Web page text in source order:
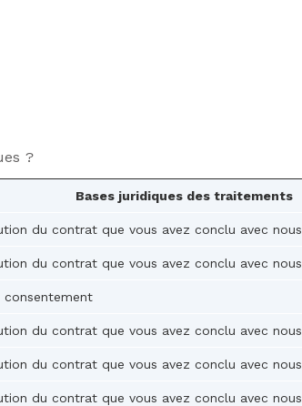
?
Bases juridiques des traitements
du contrat que vous avez conclu avec nous
du contrat que vous avez conclu avec nous
consentement
du contrat que vous avez conclu avec nous
du contrat que vous avez conclu avec nous
du contrat que vous avez conclu avec nous